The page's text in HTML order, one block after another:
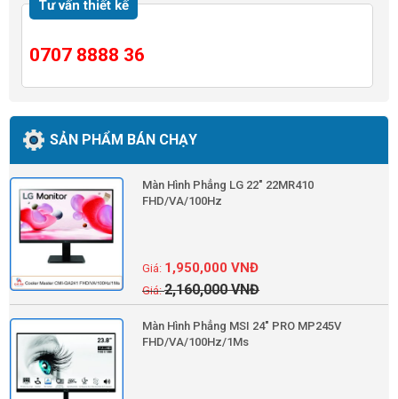
Tư vấn thiết kế
0707 8888 36
SẢN PHẨM BÁN CHẠY
Màn Hình Phẳng LG 22" 22MR410
FHD/VA/100Hz
2,160,000VNĐ
1,950,000VNĐ
Màn Hình Phẳng MSI 24" PRO MP245V
FHD/VA/100Hz/1Ms